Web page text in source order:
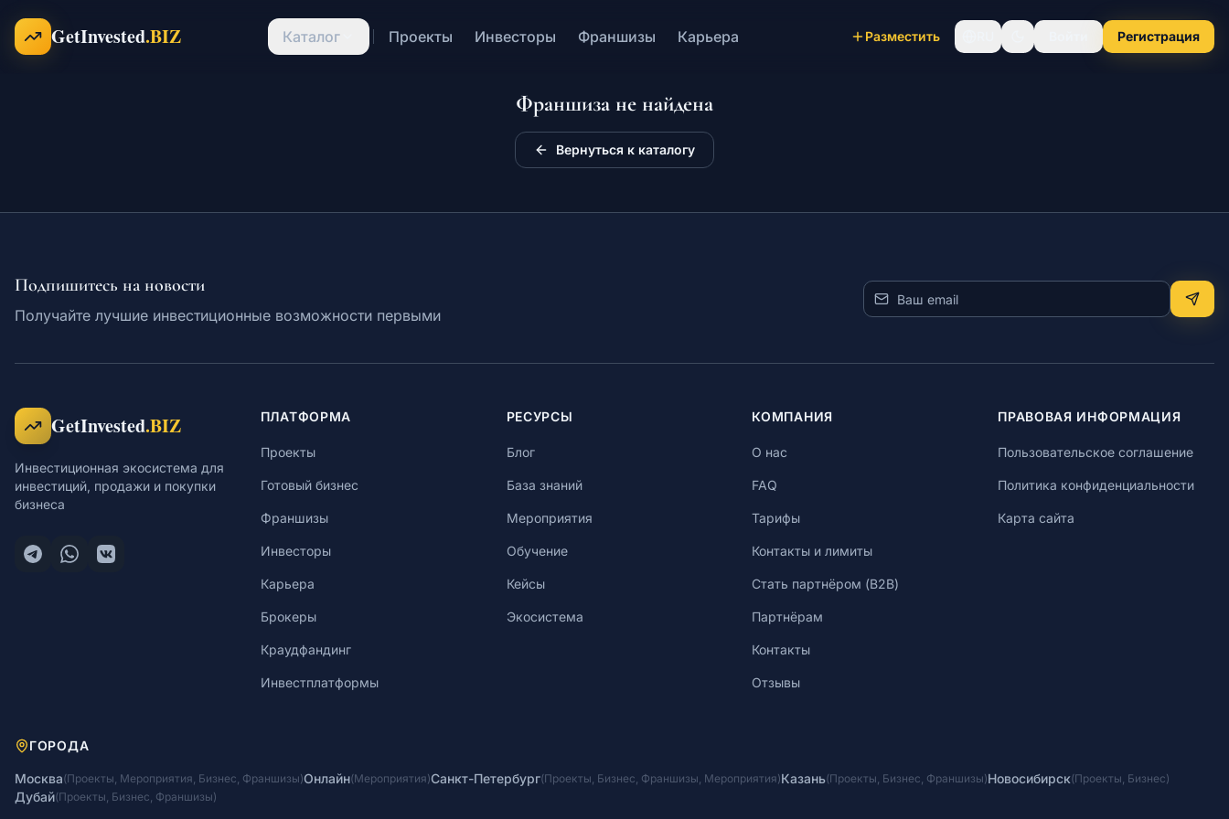
GetInvested.BIZ Каталог Проекты Инвесторы Франшизы Карьера Разместить Регистрация
Франшиза не найдена
Вернуться к каталогу
Подпишитесь на новости
Получайте лучшие инвестиционные возможности первыми
GetInvested.BIZ
Инвестиционная экосистема для
инвестиций, продажи и покупки
бизнеса
ПЛАТФОРМА
Проекты
Готовый бизнес
Франшизы
Инвесторы
Карьера
Брокеры
Краудфандинг
Инвестплатформы
РЕСУРСЫ
Блог
База знаний
Мероприятия
Обучение
Кейсы
Экосистема
КОМПАНИЯ
О нас
FAQ
Тарифы
Контакты и лимиты
Стать партнёром (B2B)
Партнёрам
Контакты
Отзывы
ПРАВОВАЯ ИНФОРМАЦИЯ
Пользовательское соглашение
Политика конфиденциальности
Карта сайта
ГОРОДА
Москва(Проекты, Мероприятия, Бизнес, Франшизы)Онлайн(Мероприятия)Санкт-Петербург(Проекты, Бизнес, Франшизы, Мероприятия)Казань(Проекты, Бизнес, Франшизы)Новосибирск(Проекты, Бизнес)
Дубай(Проекты, Бизнес, Франшизы)